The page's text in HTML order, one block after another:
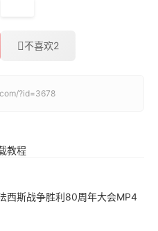
不喜欢2
?id=3678
教程
西斯战争胜利80周年大会MP4